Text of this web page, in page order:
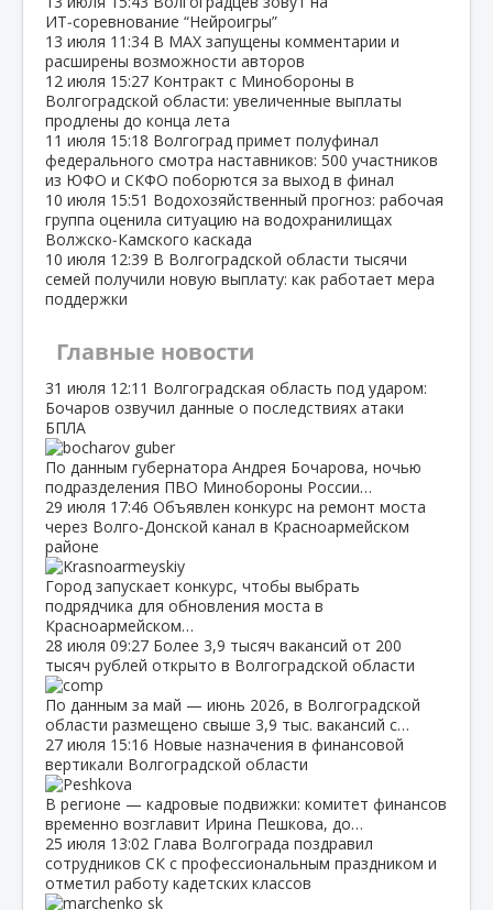
ИТ‑соревнование “Нейроигры”
13 июля 11:34 В МАХ запущены комментарии и
расширены возможности авторов
12 июля 15:27 Контракт с Минобороны в
Волгоградской области: увеличенные выплаты
продлены до конца лета
11 июля 15:18 Волгоград примет полуфинал
федерального смотра наставников: 500 участников
из ЮФО и СКФО поборются за выход в финал
10 июля 15:51 Водохозяйственный прогноз: рабочая
группа оценила ситуацию на водохранилищах
Волжско‑Камского каскада
10 июля 12:39 В Волгоградской области тысячи
семей получили новую выплату: как работает мера
поддержки
Главные новости
31 июля 12:11 Волгоградская область под ударом:
Бочаров озвучил данные о последствиях атаки
БПЛА
По данным губернатора Андрея Бочарова, ночью
подразделения ПВО Минобороны России…
29 июля 17:46 Объявлен конкурс на ремонт моста
через Волго‑Донской канал в Красноармейском
районе
Город запускает конкурс, чтобы выбрать
подрядчика для обновления моста в
Красноармейском…
28 июля 09:27 Более 3,9 тысяч вакансий от 200
тысяч рублей открыто в Волгоградской области
По данным за май — июнь 2026, в Волгоградской
области размещено свыше 3,9 тыс. вакансий с…
27 июля 15:16 Новые назначения в финансовой
вертикали Волгоградской области
В регионе — кадровые подвижки: комитет финансов
временно возглавит Ирина Пешкова, до…
25 июля 13:02 Глава Волгограда поздравил
сотрудников СК с профессиональным праздником и
отметил работу кадетских классов